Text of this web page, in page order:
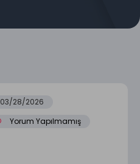
03/28/2026
Yorum Yapılmamış